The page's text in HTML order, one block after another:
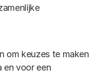
om keuzes te maken
en voor een